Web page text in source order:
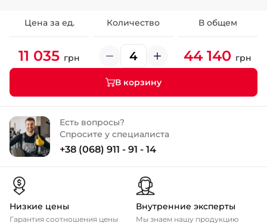
Цена за ед. Количество В общем
11 035 грн 44 140 грн
В корзину
Есть вопросы?
Спросите у специалиста
+38 (068) 911 - 91 - 14
Низкие цены
Гарантия соотношения цены
Внутренние эксперты
Мы знаем нашу продукцию